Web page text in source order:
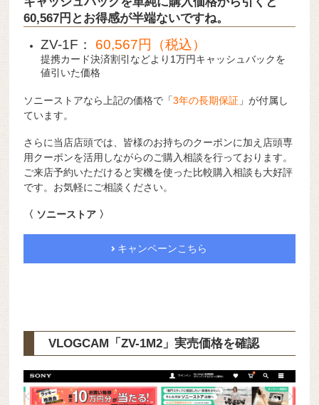
60,567円とお得感が半端ないですね。
ZV-1F： 60,567円（税込）
提携カード決済割引などより1万円キャッシュバックを
値引いた価格
ソニーストアなら上記の価格で「3年の長期保証 」が付属し
ています。
さらに当店店頭では、皆様のお持ちのクーポンに加え店頭専
用クーポンを活用しながらのご購入相談を行っております。
ご来店予約いただけると実機を使った比較購入相談も大好評
です。お気軽にご相談ください。
〈 ソニーストア 〉
キャンペーンこちら
VLOGCAM「ZV-1M2」実売価格を確認